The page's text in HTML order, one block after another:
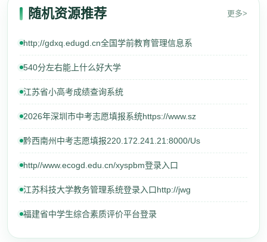
随机资源推荐 更多>
http;//gdxq.edugd.cn全国学前教育管理信息系
540分左右能上什么好大学
江苏省小高考成绩查询系统
2026年深圳市中考志愿填报系统https://www.sz
黔西南州中考志愿填报220.172.241.21:8000/Us
http//www.ecogd.edu.cn/xyspbm登录入口
江苏科技大学教务管理系统登录入口http://jwg
福建省中学生综合素质评价平台登录